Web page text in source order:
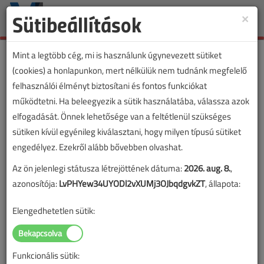
Toggle
×
Sütibeállítások
Mint a legtöbb cég, mi is használunk úgynevezett sütiket
(cookies) a honlapunkon, mert nélkülük nem tudnánk megfelelő
felhasználói élményt biztosítani és fontos funkciókat
működtetni. Ha beleegyezik a sütik használatába, válassza azok
elfogadását. Önnek lehetősége van a feltétlenül szükséges
sütiken kívül egyénileg kiválasztani, hogy milyen típusú sütiket
engedélyez. Ezekről alább bővebben olvashat.
Az ön jelenlegi státusza létrejöttének dátuma:2026. aug. 8.,
azonosítója:LvPHYew34UYODl2vXUMj3OJbqdgvkZT, állapota:
Elengedhetetlen sütik:
Funkcionális sütik: